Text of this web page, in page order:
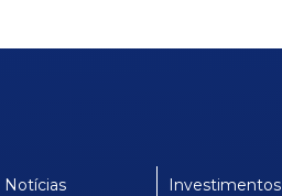
Notícias Investimentos